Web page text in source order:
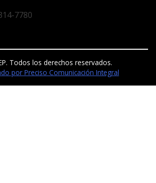
7780
Todos los derechos reservados.
por Preciso Comunicación Integral